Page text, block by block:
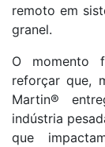
remoto em
granel.
O momento
reforçar que,
Martin®
indústria
que